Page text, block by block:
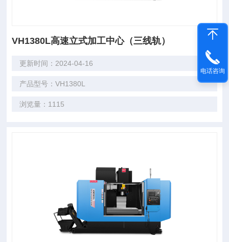
VH1380L高速立式加工中心（三线轨）
更新时间：2024-04-16
产品型号：VH1380L
浏览量：1115
电话咨询